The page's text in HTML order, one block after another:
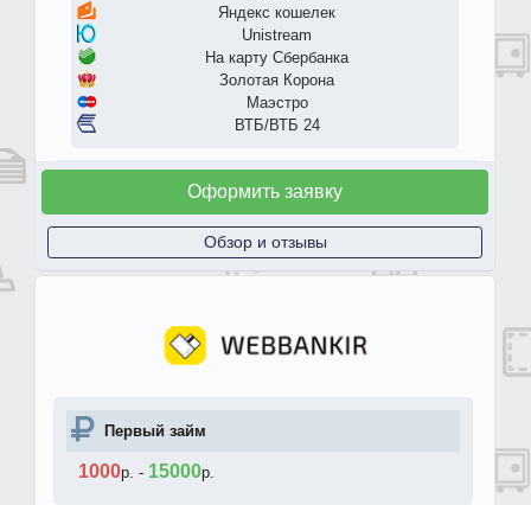
Яндекс кошелек
Unistream
На карту Сбербанка
Золотая Корона
Маэстро
ВТБ/ВТБ 24
Оформить заявку
Обзор и отзывы
Первый займ
1000р. - 15000р.